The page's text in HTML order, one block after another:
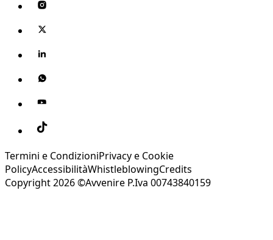
Termini e CondizioniPrivacy e Cookie
PolicyAccessibilitàWhistleblowingCredits
Copyright 2026 ©Avvenire P.Iva 00743840159